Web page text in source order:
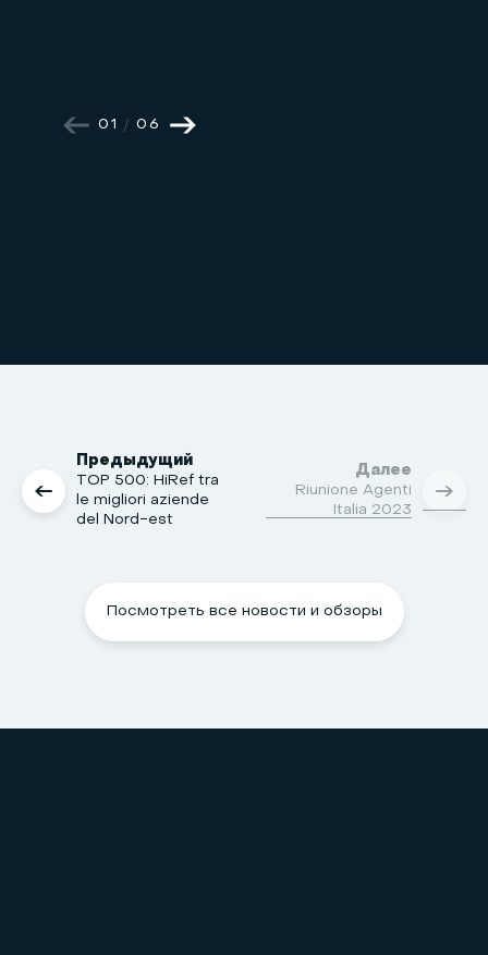
01 / 06
Предыдущий
TOP 500: HiRef tra
le migliori aziende
del Nord-est
Далее
Riunione Agenti
Italia 2023
Посмотреть все новости и обзоры